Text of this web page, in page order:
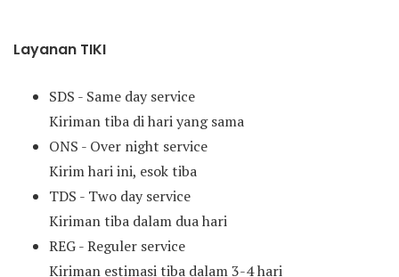
Layanan TIKI
SDS - Same day service
Kiriman tiba di hari yang sama
ONS - Over night service
Kirim hari ini, esok tiba
TDS - Two day service
Kiriman tiba dalam dua hari
REG - Reguler service
Kiriman estimasi tiba dalam 3-4 hari